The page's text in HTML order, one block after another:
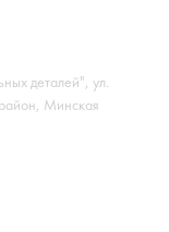
деталей", ул.
Минская